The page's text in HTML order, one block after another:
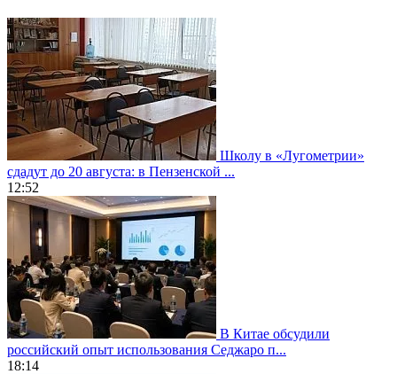
Школу в «Лугометрии»
сдадут до 20 августа: в Пензенской ...
12:52
В Китае обсудили
российский опыт использования Седжаро п...
18:14